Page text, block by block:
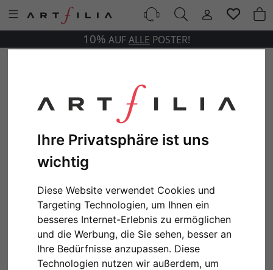
Ihre Privatsphäre ist uns
wichtig
Diese Website verwendet Cookies und
Targeting Technologien, um Ihnen ein
besseres Internet-Erlebnis zu ermöglichen
und die Werbung, die Sie sehen, besser an
Ihre Bedürfnisse anzupassen. Diese
Technologien nutzen wir außerdem, um
10% AUFALLE POSTER!